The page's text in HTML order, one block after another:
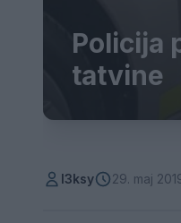
Policija
tatvine
l3ksy 29. maj